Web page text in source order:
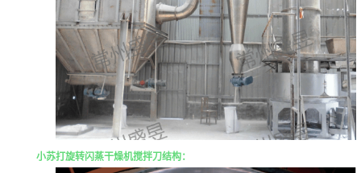
小苏打旋转闪蒸干燥机搅拌刀结构：